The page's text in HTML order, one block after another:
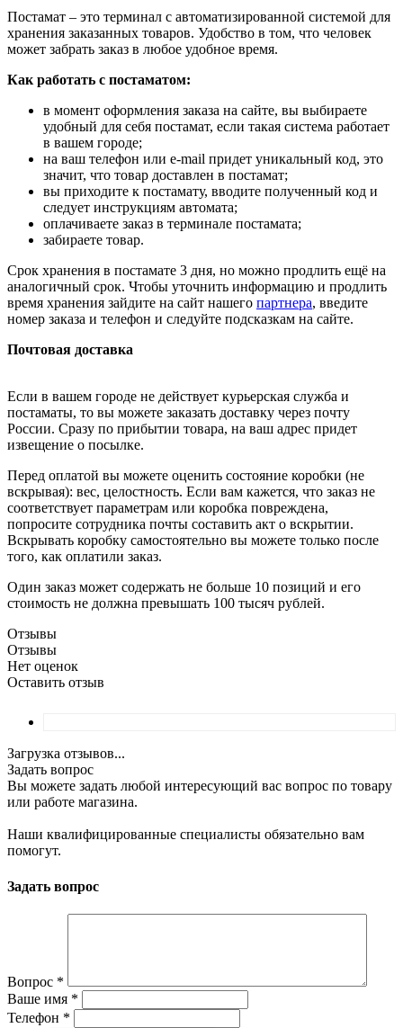
Постамат – это терминал с автоматизированной системой для
хранения заказанных товаров. Удобство в том, что человек
может забрать заказ в любое удобное время.
Как работать с постаматом:
в момент оформления заказа на сайте, вы выбираете
удобный для себя постамат, если такая система работает
в вашем городе;
на ваш телефон или e-mail придет уникальный код, это
значит, что товар доставлен в постамат;
вы приходите к постамату, вводите полученный код и
следует инструкциям автомата;
оплачиваете заказ в терминале постамата;
забираете товар.
Срок хранения в постамате 3 дня, но можно продлить ещё на
аналогичный срок. Чтобы уточнить информацию и продлить
время хранения зайдите на сайт нашего партнера, введите
номер заказа и телефон и следуйте подсказкам на сайте.
Почтовая доставка
Если в вашем городе не действует курьерская служба и
постаматы, то вы можете заказать доставку через почту
России. Сразу по прибытии товара, на ваш адрес придет
извещение о посылке.
Перед оплатой вы можете оценить состояние коробки (не
вскрывая): вес, целостность. Если вам кажется, что заказ не
соответствует параметрам или коробка повреждена,
попросите сотрудника почты составить акт о вскрытии.
Вскрывать коробку самостоятельно вы можете только после
того, как оплатили заказ.
Один заказ может содержать не больше 10 позиций и его
стоимость не должна превышать 100 тысяч рублей.
Отзывы
Отзывы
Нет оценок
Оставить отзыв
Загрузка отзывов...
Задать вопрос
Вы можете задать любой интересующий вас вопрос по товару
или работе магазина.
Наши квалифицированные специалисты обязательно вам
помогут.
Задать вопрос
Вопрос *
Ваше имя *
Телефон *